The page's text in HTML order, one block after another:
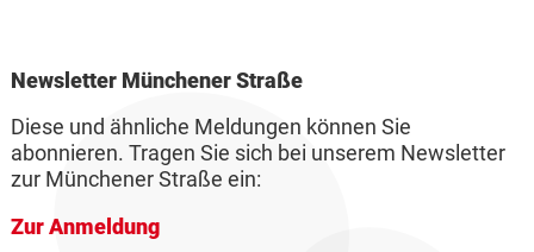
Newsletter Münchener Straße
Diese und ähnliche Meldungen können Sie
abonnieren. Tragen Sie sich bei unserem Newsletter
zur Münchener Straße ein:
Zur Anmeldung